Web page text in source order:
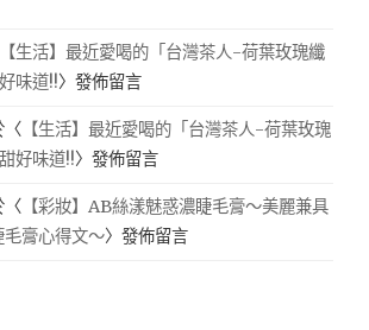
【生活】最近愛喝的「台灣茶人-荷葉玫瑰纖
味道!!〉發佈留言
〈 【生活】最近愛喝的「台灣茶人-荷葉玫瑰
好味道!!〉發佈留言
〈 【彩妝】AB絲漾魅惑濃睫毛膏～美麗兼具
膏心得文～〉發佈留言